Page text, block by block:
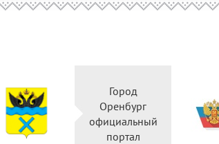
Город
Оренбург
официальный
портал